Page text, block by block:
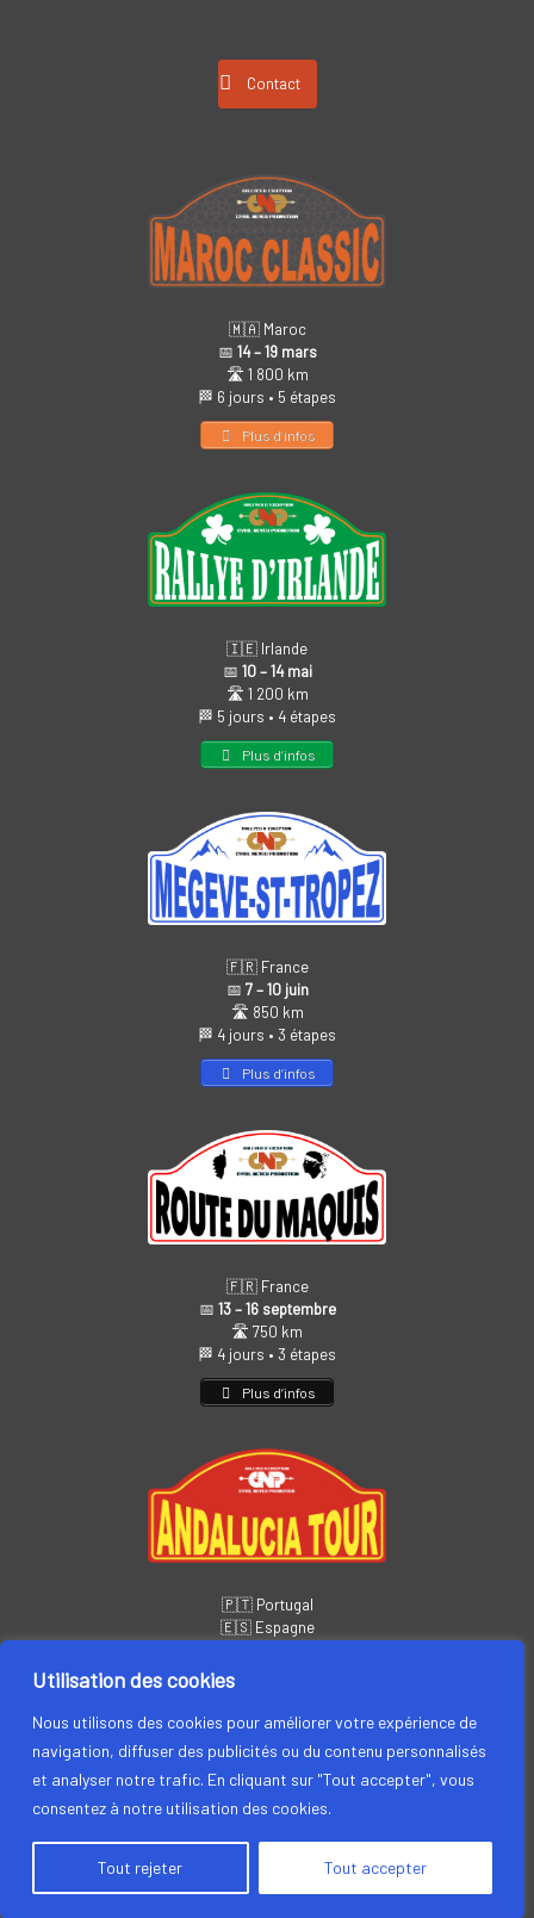
Utilisation des cookies
Nous utilisons des cookies pour améliorer votre expérience de
navigation, diffuser des publicités ou du contenu personnalisés
et analyser notre trafic. En cliquant sur "Tout accepter", vous
consentez à notre utilisation des cookies.
Tout rejeter Tout accepter
Contact
🇲🇦 Maroc
📅 14 – 19 mars
🛣️ 1 800 km
🏁 6 jours • 5 étapes
Plus d’infos
🇮🇪 Irlande
📅 10 – 14 mai
🛣️ 1 200 km
🏁 5 jours • 4 étapes
Plus d’infos
🇫🇷 France
📅 7 – 10 juin
🛣️ 850 km
🏁 4 jours • 3 étapes
Plus d’infos
🇫🇷 France
📅 13 – 16 septembre
🛣️ 750 km
🏁 4 jours • 3 étapes
Plus d’infos
🇵🇹 Portugal
🇪🇸 Espagne
🏁 6 jours • 5 étapes
Megève Saint-Tropez, by CYRIL NEVEU PROMOTION © 2026